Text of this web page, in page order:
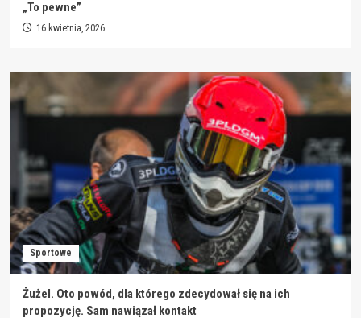
„To pewne”
16 kwietnia, 2026
Sportowe
Żużel. Oto powód, dla którego zdecydował się na ich
propozycję. Sam nawiązał kontakt